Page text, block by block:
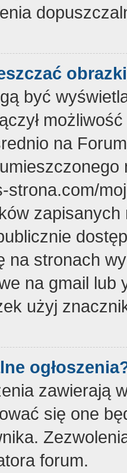
być
na
strona.com/
na stronach
na gmail lub
użyj
zawierają
się one
forum.